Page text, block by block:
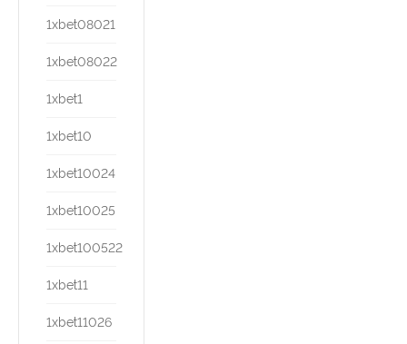
1xbet08021
1xbet08022
1xbet1
1xbet10
1xbet10024
1xbet10025
1xbet100522
1xbet11
1xbet11026